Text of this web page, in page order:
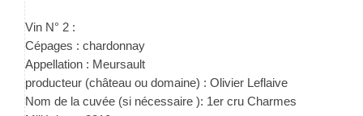
Vin N° 2 :
Cépages : chardonnay
Appellation : Meursault
producteur (château ou domaine) : Olivier Leflaive
Nom de la cuvée (si nécessaire ): 1er cru Charmes